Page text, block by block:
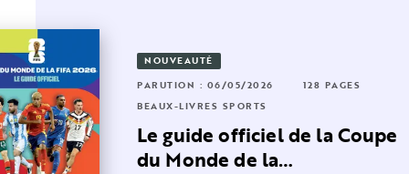
PAGES
la
: 02/07/2025
96 PAGES
LIVRES SPORTS
Paris !
NOUVEAUTÉ
PARUTION : 06/05/2026
128 PAGES
BEAUX-LIVRES SPORTS
Le guide officiel de la Coupe
du Monde de la…